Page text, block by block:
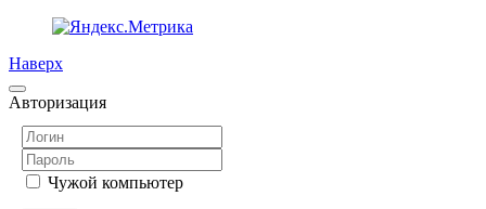
Наверх
Авторизация
Чужой компьютер